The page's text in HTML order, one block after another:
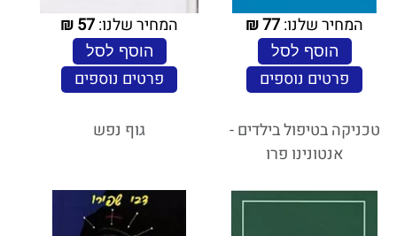
המחיר שלנו:77
₪
הוסף לסל
פרטים נוספים
המחיר שלנו:57
₪
הוסף לסל
פרטים נוספים
טכניקה בטיפול בילדים -
אנטונינו פרו
גוף נפש